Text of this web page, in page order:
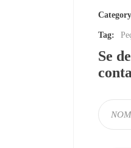
Tag:
Se